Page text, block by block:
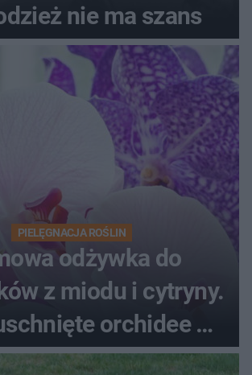
nie ma szans
PIELĘGNACJA ROŚLIN
odżywka do
z miodu i cytryny.
orchidee po
upałach